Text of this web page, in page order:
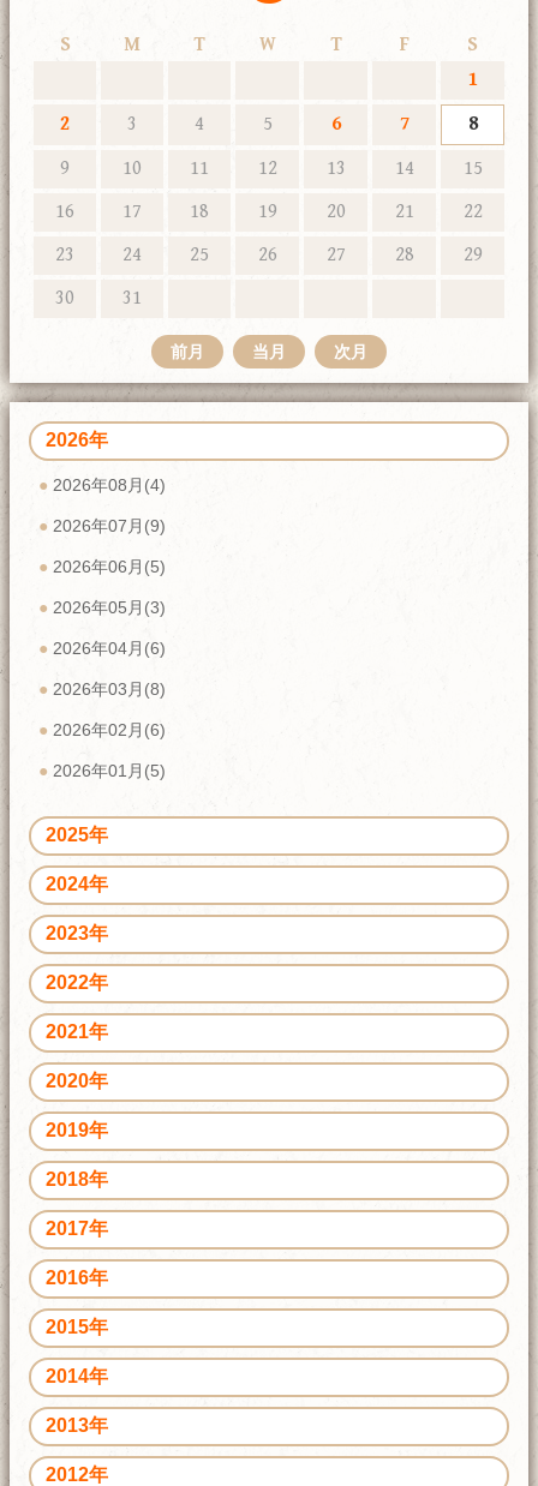
S M T W T F
S
1
2
3 4 5 6 7
8
9
10 11 12 13 14
15
16
17 18 19 20 21
22
23
24 25 26 27 28
29
30
31
前月 当月 次月
2026年
2026年08月(4)
2026年07月(9)
2026年06月(5)
2026年05月(3)
2026年04月(6)
2026年03月(8)
2026年02月(6)
2026年01月(5)
2025年
2024年
2023年
2022年
2021年
2020年
2019年
2018年
2017年
2016年
2015年
2014年
2013年
2012年